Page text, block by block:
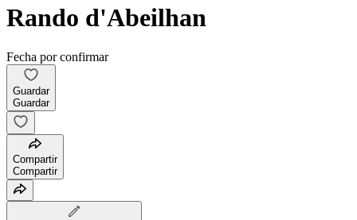
Rando d'Abeilhan
Fecha por confirmar
Guardar
Guardar
Compartir
Compartir